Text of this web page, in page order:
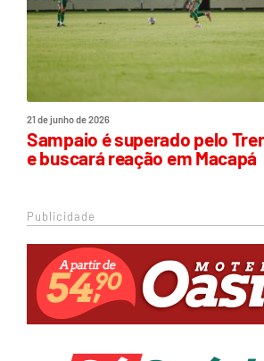
21 de junho de 2026
Sampaio é superado pelo
e buscará reação em Macapá
Publicidade